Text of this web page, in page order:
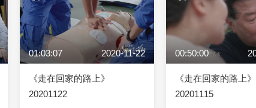
總台企業白名單
01:03:07 2020-11-22
《走在回家的路上》
20201122
00:50:00
《走在回家的路上》
20201115